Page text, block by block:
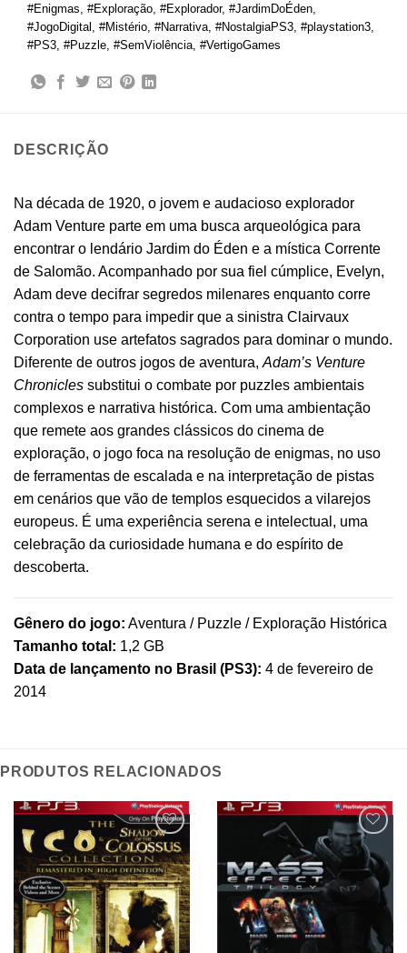
#Enigmas #Exploração #Explorador, #JardimDoÉden
#JogoDigital
#Mistério #Narrativa #NostalgiaPS3 #playstation3
#PS3 #Puzzle #SemViolência #VertigoGames
DESCRIÇÃO
Na década de 1920, o jovem e audacioso explorador
Adam Venture parte em uma busca arqueológica para
encontrar o lendário Jardim do Éden e a mística Corrente
de Salomão. Acompanhado por sua fiel cúmplice, Evelyn,
Adam deve decifrar segredos milenares enquanto corre
contra o tempo para impedir que a sinistra Clairvaux
Corporation use artefatos sagrados para dominar o mundo.
Diferente de outros jogos de aventura,Adam’s Venture
Chronicles substitui o combate por puzzles ambientais
complexos e narrativa histórica. Com uma ambientação
que remete aos grandes clássicos do cinema de
exploração, o jogo foca na resolução de enigmas, no uso
de ferramentas de escalada e na interpretação de pistas
em cenários que vão de templos esquecidos a vilarejos
europeus. É uma experiência serena e intelectual, uma
celebração da curiosidade humana e do espírito de
descoberta.
Gênero do jogo: Aventura / Puzzle / Exploração Histórica
Tamanho total: 1,2 GB
Data de lançamento no Brasil (PS3): 4 de fevereiro de
2014
PRODUTOS RELACIONADOS